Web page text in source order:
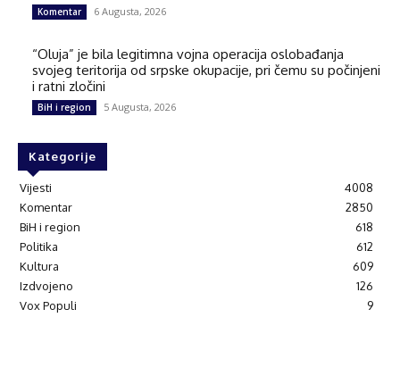
Komentar 6 Augusta, 2026
“Oluja” je bila legitimna vojna operacija oslobađanja
svojeg teritorija od srpske okupacije, pri čemu su počinjeni
i ratni zločini
BiH i region 5 Augusta, 2026
Kategorije
Vijesti
4008
Komentar
2850
BiH i region
618
Politika
612
Kultura
609
Izdvojeno
126
Vox Populi
9